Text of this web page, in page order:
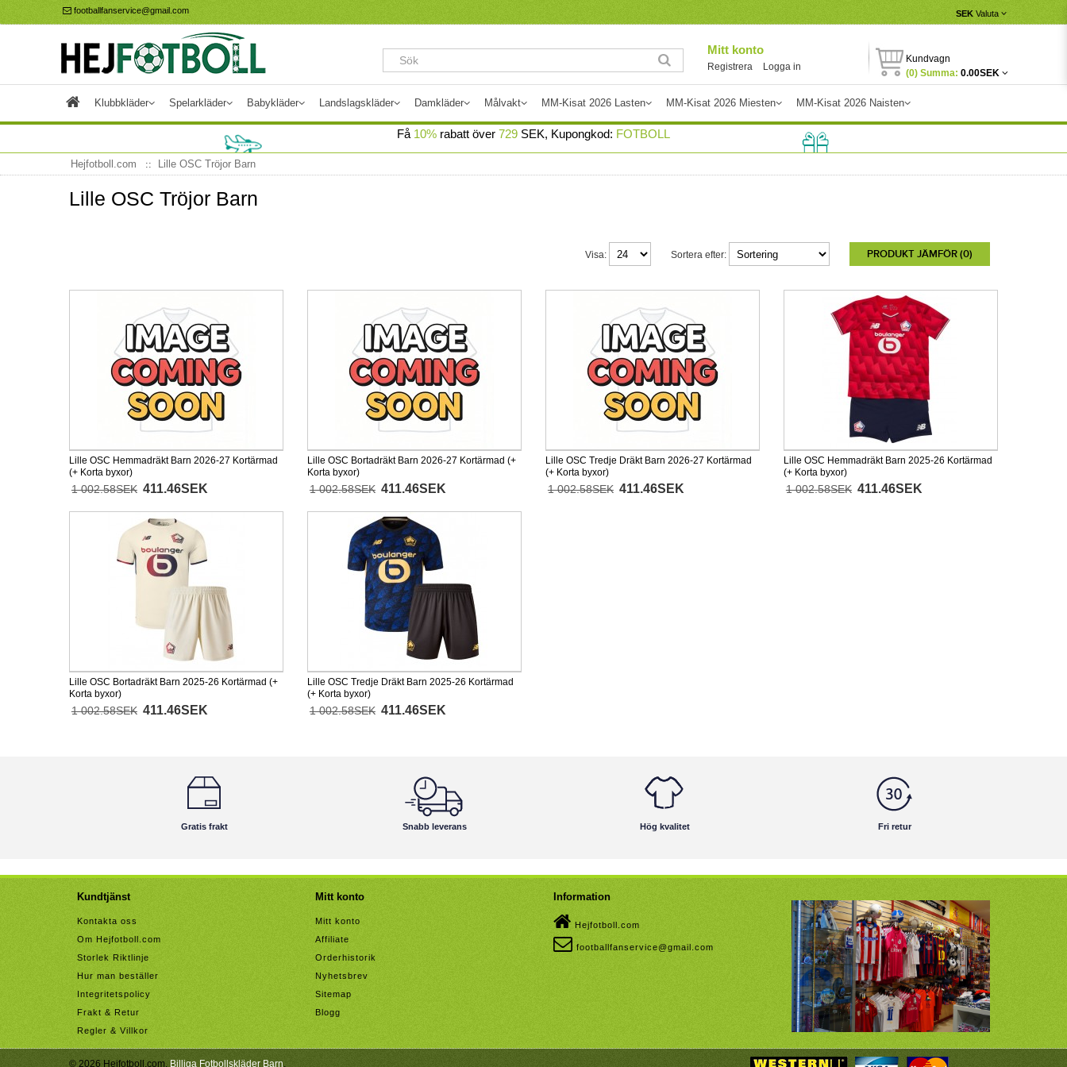
footballfanservice@gmail.com SEK Valuta
Mitt konto
Registrera Logga in
Kundvagn
(0) Summa: 0.00SEK
Klubbkläder Spelarkläder Babykläder Landslagskläder Damkläder Målvakt MM-Kisat 2026 Lasten MM-Kisat 2026 Miesten MM-Kisat 2026 Naisten
Få 10% rabatt över 729 SEK, Kupongkod: FOTBOLL
Hejfotboll.com Lille OSC Tröjor Barn
Lille OSC Tröjor Barn
PRODUKT JÄMFÖR (0)
Sortera efter:
Visa:
Lille OSC Hemmadräkt Barn 2026-27 Kortärmad
(+ Korta byxor)
1 002.58SEK 411.46SEK
Lille OSC Bortadräkt Barn 2026-27 Kortärmad (+
Korta byxor)
1 002.58SEK 411.46SEK
Lille OSC Tredje Dräkt Barn 2026-27 Kortärmad
(+ Korta byxor)
1 002.58SEK 411.46SEK
Lille OSC Hemmadräkt Barn 2025-26 Kortärmad
(+ Korta byxor)
1 002.58SEK 411.46SEK
Lille OSC Bortadräkt Barn 2025-26 Kortärmad (+
Korta byxor)
1 002.58SEK 411.46SEK
Lille OSC Tredje Dräkt Barn 2025-26 Kortärmad
(+ Korta byxor)
1 002.58SEK 411.46SEK
Gratis frakt Snabb leverans Hög kvalitet Fri retur
Kundtjänst
Kontakta oss
Om Hejfotboll.com
Storlek Riktlinje
Hur man beställer
Integritetspolicy
Frakt & Retur
Regler & Villkor
Mitt konto
Mitt konto
Affiliate
Orderhistorik
Nyhetsbrev
Sitemap
Blogg
Information
Hejfotboll.com
footballfanservice@gmail.com
© 2026 Hejfotboll.com. Billiga Fotbollskläder Barn.